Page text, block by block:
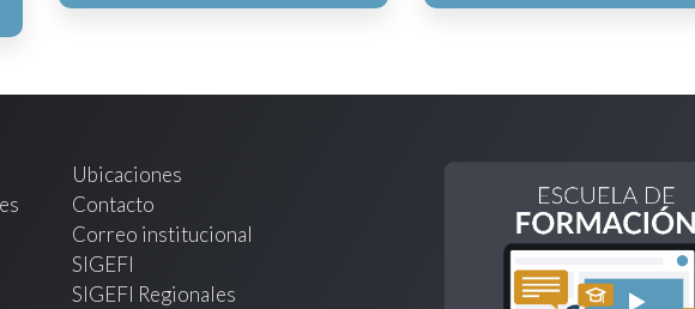
Ubicaciones
Contacto
Correo institucional
SIGEFI
SIGEFI Regionales